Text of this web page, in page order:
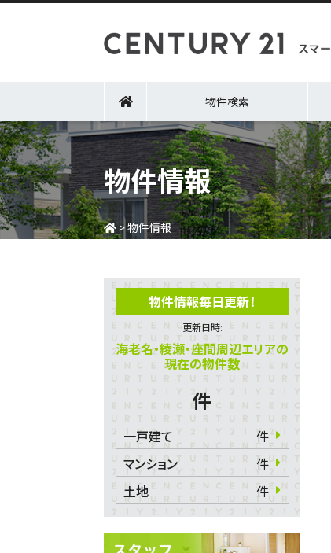
物件検索
物件情報
>物件情報
物件情報毎日更新！
更新日時:
海老名・綾瀬・座間周辺エリアの
現在の物件数
件
一戸建て
件
マンション
件
土地
件